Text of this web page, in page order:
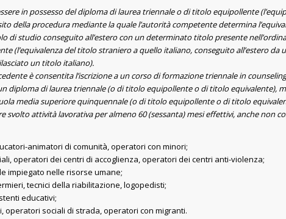
in possesso del diploma di laurea triennale o di titolo equipollente
della procedura mediante la quale l’autorità competente determina
di studio conseguito all’estero con un determinato titolo presente
(l’equivalenza del titolo straniero a quello italiano, conseguito all’estero da
un titolo italiano).
è consentita l’iscrizione a un corso di formazione triennale in
diploma di laurea triennale (o di titolo equipollente o di titolo equivalente),
media superiore quinquennale (o di titolo equipollente o di titolo
svolto attività lavorativa per almeno 60 (sessanta) mesi effettivi, anche non
animatori di comunità, operatori con minori;
operatori dei centri di accoglienza, operatori dei centri anti-violenza;
impiegato nelle risorse umane;
tecnici della riabilitazione, logopedisti;
educativi;
operatori sociali di strada, operatori con migranti.